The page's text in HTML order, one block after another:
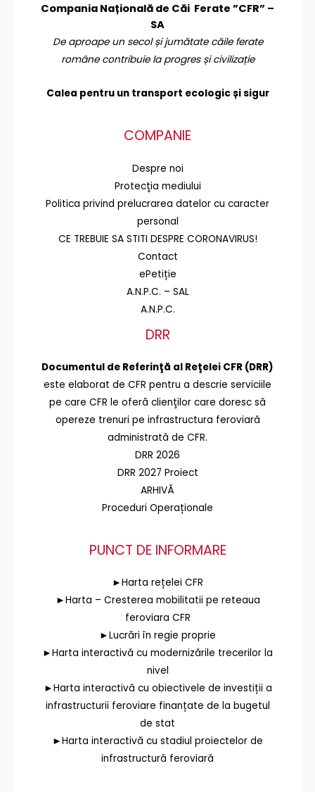
Compania Națională de Căi Ferate ”CFR” –
SA
De aproape un secol și jumătate căile ferate
române contribuie la progres și civilizație
Calea pentru un transport ecologic și sigur
COMPANIE
Despre noi
Protecţia mediului
Politica privind prelucrarea datelor cu caracter
personal
CE TREBUIE SA STITI DESPRE CORONAVIRUS!
Contact
ePetiție
A.N.P.C. – SAL
A.N.P.C.
DRR
Documentul de Referinţă al Reţelei CFR (DRR)
este elaborat de CFR pentru a descrie serviciile
pe care CFR le oferă clienţilor care doresc să
opereze trenuri pe infrastructura feroviară
administrată de CFR.
DRR 2026
DRR 2027 Proiect
ARHIVĂ
Proceduri Operaționale
PUNCT DE INFORMARE
►Harta rețelei CFR
►Harta – Cresterea mobilitatii pe reteaua
feroviara CFR
►Lucrări în regie proprie
►Harta interactivă cu modernizările trecerilor la
nivel
►Harta interactivă cu obiectivele de investiții a
infrastructurii feroviare finanțate de la bugetul
de stat
►Harta interactivă cu stadiul proiectelor de
infrastructură feroviară